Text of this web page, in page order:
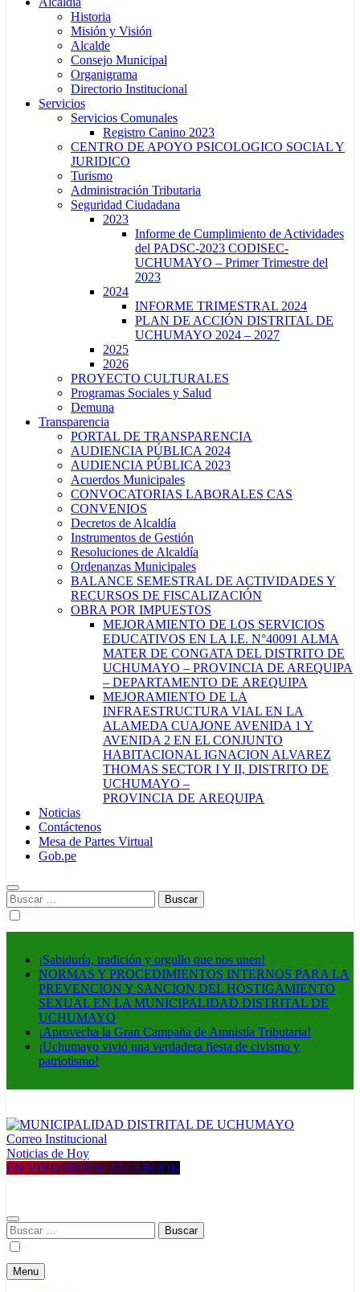
Historia
Misión y Visión
Alcalde
Consejo Municipal
Organigrama
Directorio Institucional
Servicios
Servicios Comunales
Registro Canino 2023
CENTRO DE APOYO PSICOLOGICO SOCIAL Y
JURIDICO
Turismo
Administración Tributaria
Seguridad Ciudadana
2023
Informe de Cumplimiento de Actividades
del PADSC-2023 CODISEC-
UCHUMAYO – Primer Trimestre del
2023
2024
INFORME TRIMESTRAL 2024
PLAN DE ACCIÓN DISTRITAL DE
UCHUMAYO 2024 – 2027
2025
2026
PROYECTO CULTURALES
Programas Sociales y Salud
Demuna
Transparencia
PORTAL DE TRANSPARENCIA
AUDIENCIA PÚBLICA 2024
AUDIENCIA PÚBLICA 2023
Acuerdos Municipales
CONVOCATORIAS LABORALES CAS
CONVENIOS
Decretos de Alcaldía
Instrumentos de Gestión
Resoluciones de Alcaldía
Ordenanzas Municipales
BALANCE SEMESTRAL DE ACTIVIDADES Y
RECURSOS DE FISCALIZACIÓN
OBRA POR IMPUESTOS
MEJORAMIENTO DE LOS SERVICIOS
EDUCATIVOS EN LA I.E. N°40091 ALMA
MATER DE CONGATA DEL DISTRITO DE
UCHUMAYO – PROVINCIA DE AREQUIPA
– DEPARTAMENTO DE AREQUIPA
MEJORAMIENTO DE LA
INFRAESTRUCTURA VIAL EN LA
ALAMEDA CUAJONE AVENIDA 1 Y
AVENIDA 2 EN EL CONJUNTO
HABITACIONAL IGNACION ALVAREZ
THOMAS SECTOR I Y II, DISTRITO DE
UCHUMAYO –
PROVINCIA DE AREQUIPA
Noticias
Contáctenos
Mesa de Partes Virtual
Gob.pe
Buscar:
¡Sabiduría, tradición y orgullo que nos unen!
NORMAS Y PROCEDIMIENTOS INTERNOS PARA LA
PREVENCION Y SANCION DEL HOSTIGAMIENTO
SEXUAL EN LA MUNICIPALIDAD DISTRITAL DE
UCHUMAYO
¡Aprovecha la Gran Campaña de Amnistía Tributaria!
¡Uchumayo vivió una verdadera fiesta de civismo y
patriotismo!
MUNICIPALIDAD DISTRITAL DE UCHUMAYO
Construyendo una nueva Historia
Correo Institucional
Noticias de Hoy
EN VIVO DESDE FACEBOOK
Buscar:
Menu